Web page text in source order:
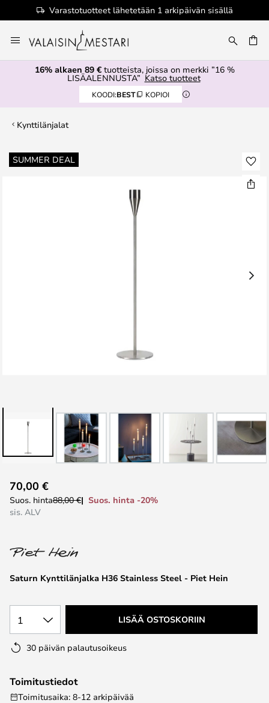
Varastotuotteet lähetetään 1 arkipäivän sisällä
to
Content
16% alkaen 89 €tuotteista, joissa on merkki ”16 %
LISÄALENNUSTA” Katso tuotteet
KOODI:BEST KOPIOI
Kynttilänjalat
SUMMER DEAL
Skip
to
to
the
the
gallery
Saturn Kynttilänjalka H36 Stainless Steel - Piet Hein
70,00 €
Suos. hinta88,00 €
Suos. hinta -20%
sis. ALV
1 LISÄÄ OSTOSKORIIN
30 päivän palautusoikeus
Toimitustiedot
Toimitusaika: 8-12 arkipäivää